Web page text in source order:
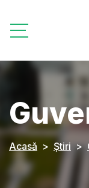
Acasă Știri